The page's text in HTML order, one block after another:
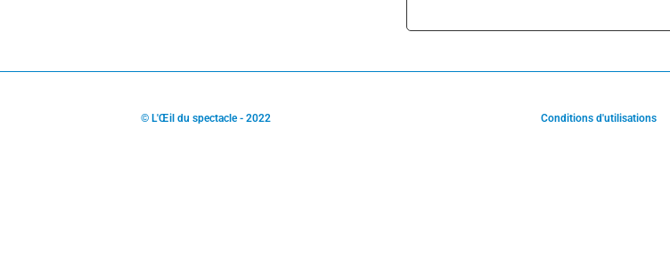
© L'Œil du spectacle - 2022 Conditions d'utilisations